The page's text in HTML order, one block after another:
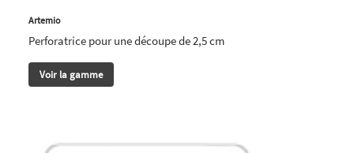
Artemio
Perforatrice pour une découpe de 2,5 cm
Voir la gamme